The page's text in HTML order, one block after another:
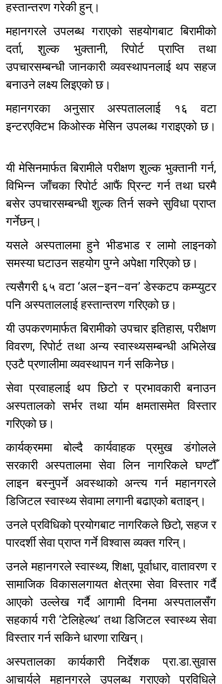
हस्तान्तरण गरेकी हुन्।
महानगरले उपलब्ध गराएको सहयोगबाट बिरामीको
दर्ता, शुल्क भुक्तानी, रिपोर्ट प्राप्ति तथा
उपचारसम्बन्धी जानकारी व्यवस्थापनलाई थप सहज
बनाउने लक्ष्य लिइएको छ।
महानगरका अनुसार अस्पताललाई १६ वटा
इन्टरएक्टिभ किओस्क मेसिन उपलब्ध गराइएको छ।
यी मेसिनमार्फत बिरामीले परीक्षण शुल्क भुक्तानी गर्न,
विभिन्न जाँचका रिपोर्ट आफैं प्रिन्ट गर्न तथा घरमै
बसेर उपचारसम्बन्धी शुल्क तिर्न सक्ने सुविधा प्राप्त
गर्नेछन्।
यसले अस्पतालमा हुने भीडभाड र लामो लाइनको
समस्या घटाउन सहयोग पुग्ने अपेक्षा गरिएको छ।
त्यसैगरी ६५ वटा ‘अल–इन–वन’ डेस्कटप कम्प्युटर
पनि अस्पताललाई हस्तान्तरण गरिएको छ।
यी उपकरणमार्फत बिरामीको उपचार इतिहास, परीक्षण
विवरण, रिपोर्ट तथा अन्य स्वास्थ्यसम्बन्धी अभिलेख
एउटै प्रणालीमा व्यवस्थापन गर्न सकिनेछ।
सेवा प्रवाहलाई थप छिटो र प्रभावकारी बनाउन
अस्पतालको सर्भर तथा र्याम क्षमतासमेत विस्तार
गरिएको छ।
कार्यक्रममा बोल्दै कार्यवाहक प्रमुख डंगोलले
सरकारी अस्पतालमा सेवा लिन नागरिकले घण्टौँ
लाइन बस्नुपर्ने अवस्थाको अन्त्य गर्न महानगरले
डिजिटल स्वास्थ्य सेवामा लगानी बढाएको बताइन्।
उनले प्रविधिको प्रयोगबाट नागरिकले छिटो, सहज र
पारदर्शी सेवा प्राप्त गर्ने विश्वास व्यक्त गरिन्।
उनले महानगरले स्वास्थ्य, शिक्षा, पूर्वाधार, वातावरण र
सामाजिक विकासलगायत क्षेत्रमा सेवा विस्तार गर्दै
आएको उल्लेख गर्दै आगामी दिनमा अस्पतालसँग
सहकार्य गरी ‘टेलिहेल्थ’ तथा डिजिटल स्वास्थ्य सेवा
विस्तार गर्न सकिने धारणा राखिन्।
अस्पतालका कार्यकारी निर्देशक प्रा.डा.सुवास
आचार्यले महानगरले उपलब्ध गराएको प्रविधिले